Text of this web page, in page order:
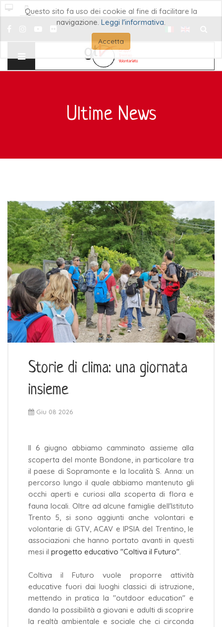
Questo sito fa uso dei cookie al fine di facilitare la
navigazione. Leggi l'informativa.
Accetta
Ultime News
Storie di clima: una giornata
insieme
Giu 08 2026
Il 6 giugno abbiamo camminato assieme alla
scoperta del monte Bondone, in particolare tra
il paese di Sopramonte e la località S. Anna: un
percorso lungo il quale abbiamo mantenuto gli
occhi aperti e curiosi alla scoperta di flora e
fauna locali. Oltre ad alcune famiglie dell'Istituto
Trento 5, si sono aggiunti anche volontari e
volontarie di GTV, ACAV e IPSIA del Trentino, le
associazioni che hanno portato avanti in questi
mesi il progetto educativo "Coltiva il Futuro".
Coltiva il Futuro vuole proporre attività
educative fuori dai luoghi classici di istruzione,
mettendo in pratica la "outdoor education" e
dando la possibilità a giovani e adulti di scoprire
la realtà ambientale e sociale che ci circonda